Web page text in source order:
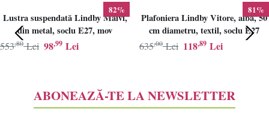
82%
Lustra suspendată Lindby Maivi,
din metal, soclu E27, mov
98,99 Lei
553,80 Lei
81%
Plafoniera Lindby Vitore, alba, 50
cm diametru, textil, soclu E27
118,89 Lei
635,00 Lei
ABONEAZĂ-TE LA NEWSLETTER